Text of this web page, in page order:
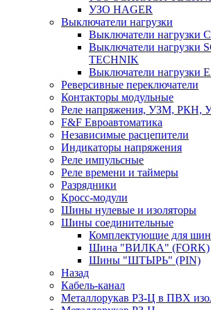
УЗО HAGER
Выключатели нагрузки
Выключатели нагрузки
Выключатели нагрузки
TECHNIK
Выключатели нагрузки
Реверсивные переключатели
Контакторы модульные
Реле напряжения, УЗМ, РКН,
F&F Евроавтоматика
Независимые расцепители
Индикаторы напряжения
Реле импульсные
Реле времени и таймеры
Разрядники
Кросс-модули
Шины нулевые и изоляторы
Шины соединительные
Комплектующие для шин
Шина "ВИЛКА" (FORK)
Шины "ШТЫРЬ" (PIN)
Назад
Кабель-канал
Металлорукав РЗ-Ц в ПВХ